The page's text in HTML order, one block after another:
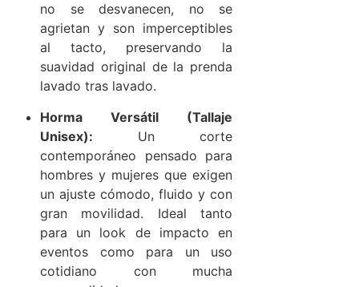
no se desvanecen, no se
agrietan y son imperceptibles
al tacto, preservando la
suavidad original de la prenda
lavado tras lavado.
Horma Versátil (Tallaje
Unisex): Un corte
contemporáneo pensado para
hombres y mujeres que exigen
un ajuste cómodo, fluido y con
gran movilidad. Ideal tanto
para un look de impacto en
eventos como para un uso
cotidiano con mucha